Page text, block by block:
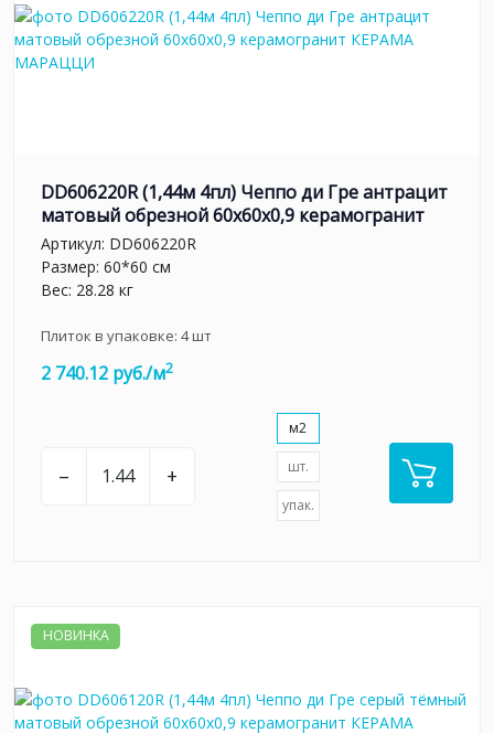
DD606220R (1,44м 4пл) Чеппо ди Гре антрацит
матовый обрезной 60x60x0,9 керамогранит
Артикул: DD606220R
Размер: 60*60 см
Вес: 28.28 кг
Плиток в упаковке: 4шт
2 740.12 руб./м2
– +
м2
шт.
упак.
НОВИНКА